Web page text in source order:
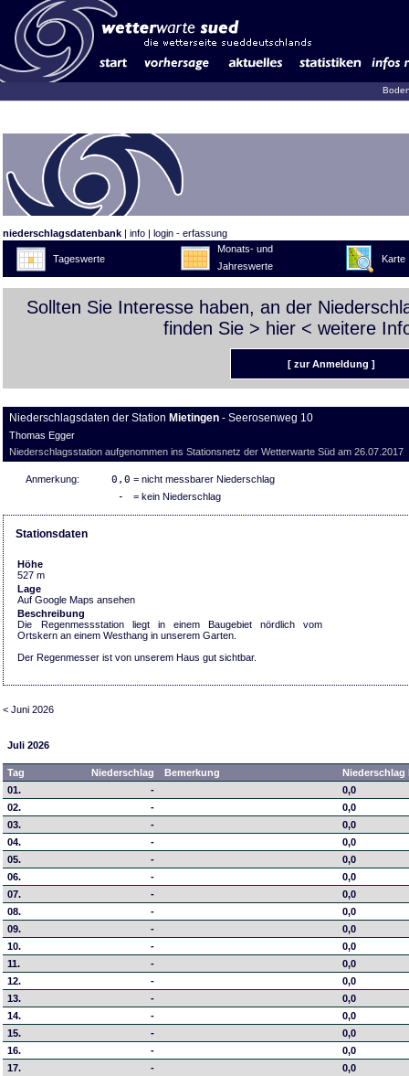
niederschlagsdatenbank | info | login - erfassung
Tageswerte
Monats- und
Jahreswerte
Karte
Sollten Sie Interesse haben, an der
finden Sie > hier < weitere
[ zur Anmeldung ]
Niederschlagsdaten der Station Mietingen - Seerosenweg 10
Thomas Egger
Niederschlagsstation aufgenommen ins Stationsnetz der Wetterwarte Süd am 26.07.2017
Anmerkung: 0,0 = nicht messbarer Niederschlag
- = kein Niederschlag
Stationsdaten
Höhe
527 m
Lage
Auf Google Maps ansehen
Beschreibung
Die Regenmessstation liegt in einem Baugebiet nördlich vom
Ortskern an einem Westhang in unserem Garten.
Der Regenmesser ist von unserem Haus gut sichtbar.
< Juni 2026
Juli 2026
Tag Niederschlag Bemerkung
01.
-
0,0
02.
-
0,0
03.
-
0,0
04.
-
0,0
05.
-
0,0
06.
-
0,0
07.
-
0,0
08.
-
0,0
09.
-
0,0
10.
-
0,0
11.
-
0,0
12.
-
0,0
13.
-
0,0
14.
-
0,0
15.
-
0,0
16.
-
0,0
17.
-
0,0